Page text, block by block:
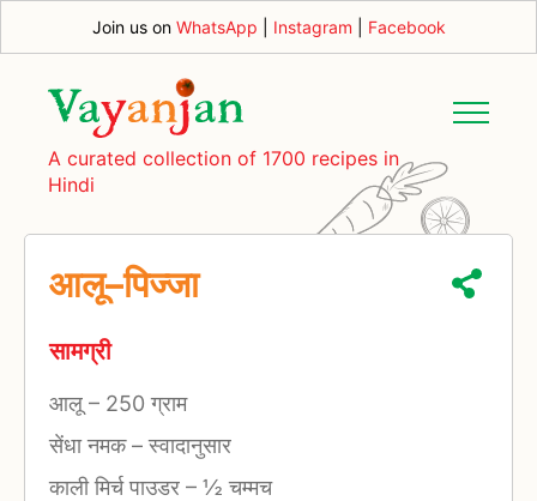
Join us on WhatsApp Instagram Facebook
A curated collection of 1700 recipes in
Hindi
आलू–पिज्जा
सामग्री
आलू – 250 ग्राम
सेंधा नमक–स्वादानुसार
काली मिर्च पाउडर – ½ चम्मच